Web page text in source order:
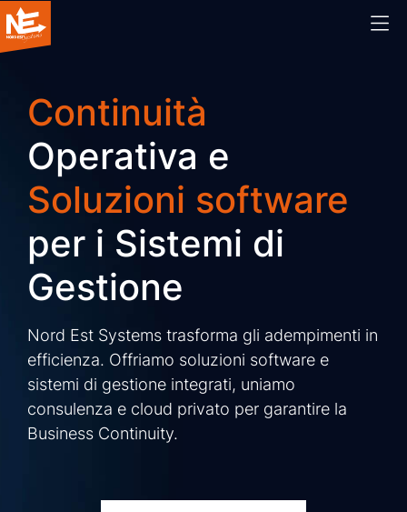
Home
Chi siamo
Cosa facciamo
Prodotti
Blog
Webinar
Continuità
Operativa e
Soluzioni software
per i Sistemi di
Gestione
Nord Est Systems trasforma gli adempimenti in
efficienza. Offriamo soluzioni software e
sistemi di gestione integrati, uniamo
consulenza e cloud privato per garantire la
Business Continuity.